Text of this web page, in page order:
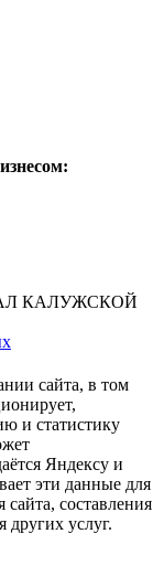
КАЛУЖСКОЙ
сайта, в том
и статистику
Яндексу и
эти данные для
сайта, составления
других услуг.